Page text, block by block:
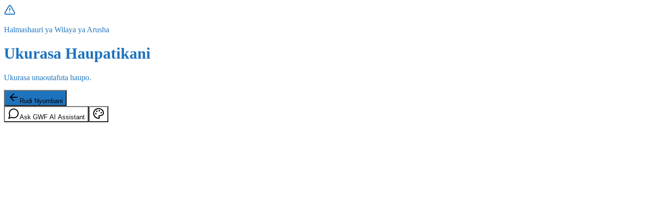
Halmashauri ya Wilaya ya Arusha
Ukurasa Haupatikani
Ukurasa unaoutafuta haupo.
Rudi Nyumbani
Ask GWF AI Assistant